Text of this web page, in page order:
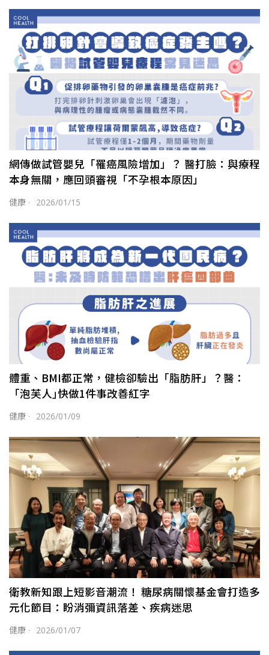
網傳做試管嬰兒「罹癌風險增加」？ 醫打臉：與療程
本身無關，應回頭審視「不孕根本原因」
健康 · 2026/01/15
體重、BMI都正常，健檢卻驗出「脂肪肝」？醫：
「泡芙人｣快做1件事改善紅字
健康 · 2026/01/09
衛教新知跟上短影音潮流！ 糖尿病關懷基金會打造多
元化節目：盼消彌資訊落差、疾病迷思
健康 · 2026/01/07